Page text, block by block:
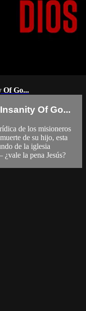
Of Go...
Of Go...
de los misioneros
de su hijo, esta
de la iglesia
la pena Jesús?